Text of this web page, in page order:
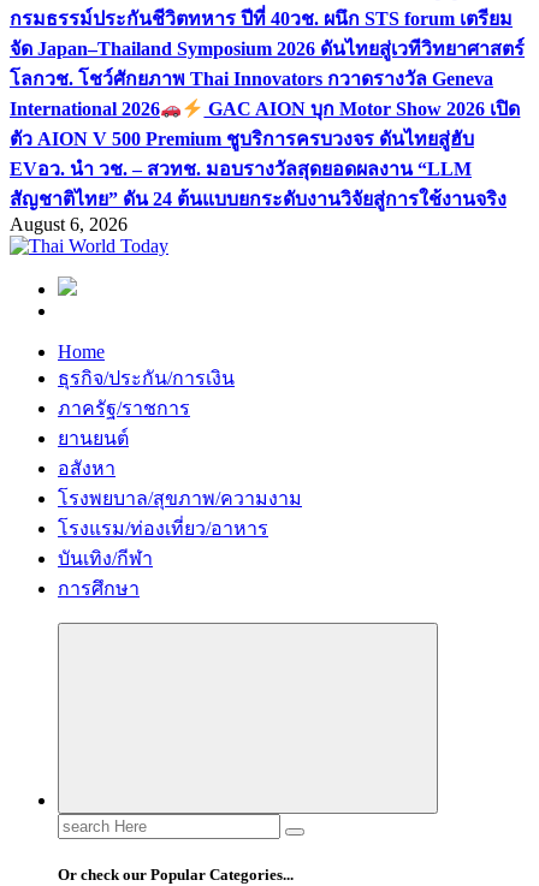
กรมธรรม์ประกันชีวิตทหาร ปีที่ 40วช. ผนึก STS forum เตรียม
จัด Japan–Thailand Symposium 2026 ดันไทยสู่เวทีวิทยาศาสตร์
โลกวช. โชว์ศักยภาพ Thai Innovators กวาดรางวัล Geneva
International 2026
GAC AION บุก Motor Show 2026 เปิด
ตัว AION V 500 Premium ชูบริการครบวงจร ดันไทยสู่ฮับ
EVอว. นำ วช. – สวทช. มอบรางวัลสุดยอดผลงาน “LLM
สัญชาติไทย” ดัน 24 ต้นแบบยกระดับงานวิจัยสู่การใช้งานจริง
August 6, 2026
Home
ธุรกิจ/ประกัน/การเงิน
ภาครัฐ/ราชการ
ยานยนต์
อสังหา
โรงพยบาล/สุขภาพ/ความงาม
โรงแรม/ท่องเที่ยว/อาหาร
บันเทิง/กีฬา
การศึกษา
Search
for:
Or check our Popular Categories...